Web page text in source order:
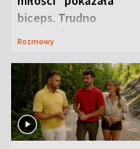
biceps. Trudno
uwierzyć, co przeszła
Rozmowy